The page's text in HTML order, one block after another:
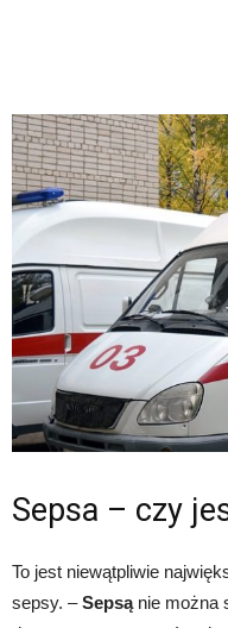
Sepsa – czy
To jest niewątpliwie
sepsy. –Sepsąnie można